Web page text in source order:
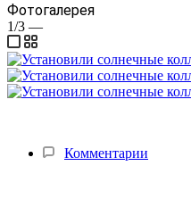
Фотогалерея
1/3 —
Комментарии